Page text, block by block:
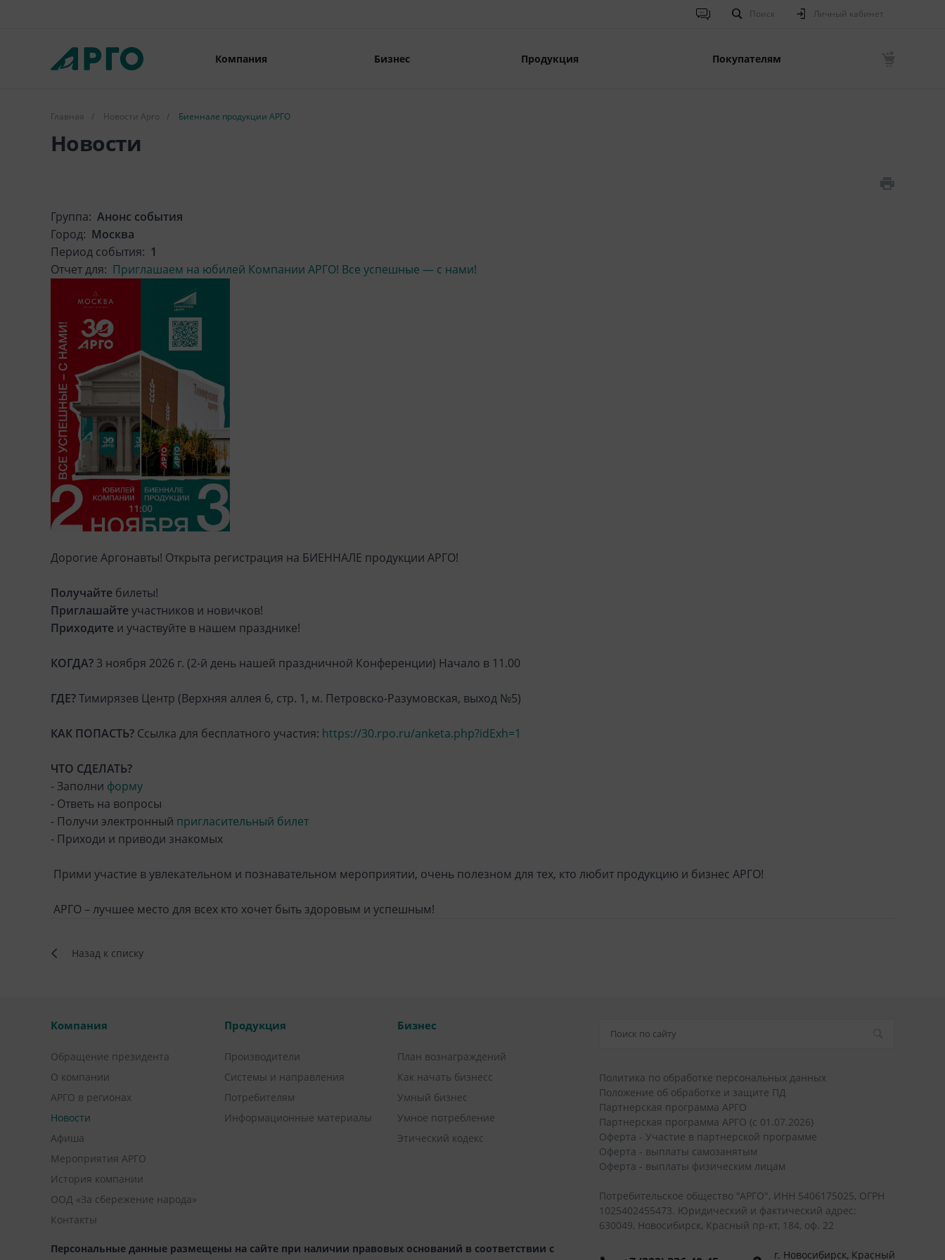
Поиск Личный кабинет
Компания Бизнес Продукция Покупателям
Главная / Новости Арго / Биеннале продукции АРГО
Новости
Группа: Анонс события
Город: Москва
Период события: 1
Отчет для: Приглашаем на юбилей Компании АРГО! Все успешные — с нами!
Дорогие Аргонавты! Открыта регистрация на БИЕННАЛЕ продукции АРГО!
Получайте билеты!
Приглашайтеучастников и новичков!
Приходите и участвуйте в нашем празднике!
КОГДА? 3 ноября 2026 г. (2-й день нашей праздничной Конференции) Начало в 11.00
ГДЕ?Тимирязев Центр (Верхняя аллея 6, стр. 1, м. Петровско-Разумовская, выход №5)
КАК ПОПАСТЬ? Ссылка для бесплатного участия: https://30.rpo.ru/anketa.php?idExh=1
ЧТО СДЕЛАТЬ?
- Заполни форму
- Ответь на вопросы
- Получи электронный пригласительный билет
- Приходи и приводи знакомых
Прими участие в увлекательном и познавательном мероприятии, очень полезном для тех, кто любит продукцию и бизнес АРГО!
АРГО – лучшее место для всех кто хочет быть здоровым и успешным!
Назад к списку
Компания
Обращение президента
О компании
АРГО в регионах
Новости
Афиша
Мероприятия АРГО
История компании
ООД «За сбережение народа»
Контакты
Продукция
Производители
Системы и направления
Потребителям
Информационные материалы
Бизнес
План вознаграждений
Как начать бизнесс
Умный бизнес
Умное потребление
Этический кодекс
Персональные данные размещены на сайте при наличии правовых оснований в соответствии с
Политика по обработке персональных данных
Положение об обработке и защите ПД
Партнерская программа АРГО
Партнерская программа АРГО (с 01.07.2026)
Оферта - Участие в партнерской программе
Оферта - выплаты самозанятым
Оферта - выплаты физическим лицам
Потребительское общество "АРГО", ИНН 5406175025, ОГРН
1025402455473. Юридический и фактический адрес:
630049, Новосибирск, Красный пр-кт, 184, оф. 22
г. Новосибирск, Красный